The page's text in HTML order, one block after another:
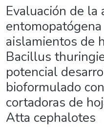
Evaluación de la
aislamientos de
Bacillus
potencial
bioformulado
cortadoras de
Atta cephalotes